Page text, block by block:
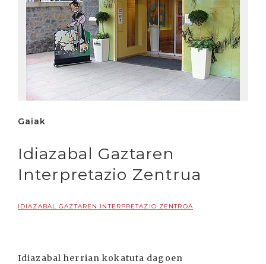
Gaiak
Idiazabal Gaztaren
Interpretazio Zentrua
IDIAZABAL GAZTAREN INTERPRETAZIO ZENTROA
Idiazabal herrian kokatuta dagoen